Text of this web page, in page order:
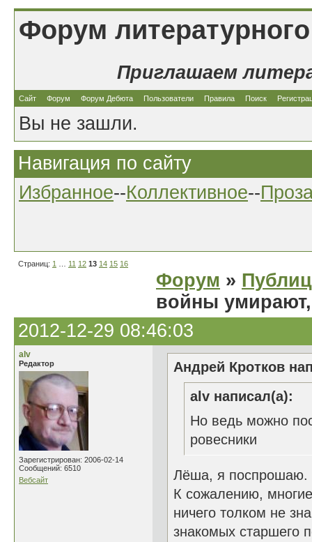
Форум
Приглашаем
Сайт Форум Форум Дебюта Пользователи Правила Поиск
Вы не зашли.
Навигация по сайту
Избранное--Коллективное--
Страниц: 1 11 12 13 14 15 16
Форум »
войны
2012-12-29 08:46:03
alv
Редактор
Зарегистрирован: 2006-02-14
Сообщений: 6510
Вебсайт
Андрей Кротков
alv написал(а):
Но ведь можно
ровесники
Лёша, я поспрошаю.
К сожалению,
ничего толком не
знакомых старшего